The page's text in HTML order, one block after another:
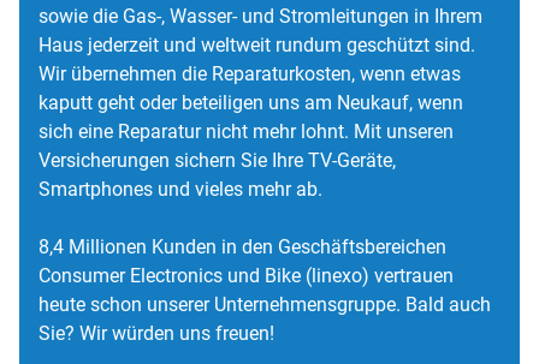
sowie die Gas-, Wasser- und Stromleitungen in Ihrem
Haus jederzeit und weltweit rundum geschützt sind.
Wir übernehmen die Reparaturkosten, wenn etwas
kaputt geht oder beteiligen uns am Neukauf, wenn
sich eine Reparatur nicht mehr lohnt. Mit unseren
Versicherungen sichern Sie Ihre TV-Geräte,
Smartphones und vieles mehr ab.
8,4 Millionen Kunden in den Geschäftsbereichen
Consumer Electronics und Bike (linexo) vertrauen
heute schon unserer Unternehmensgruppe. Bald auch
Sie? Wir würden uns freuen!